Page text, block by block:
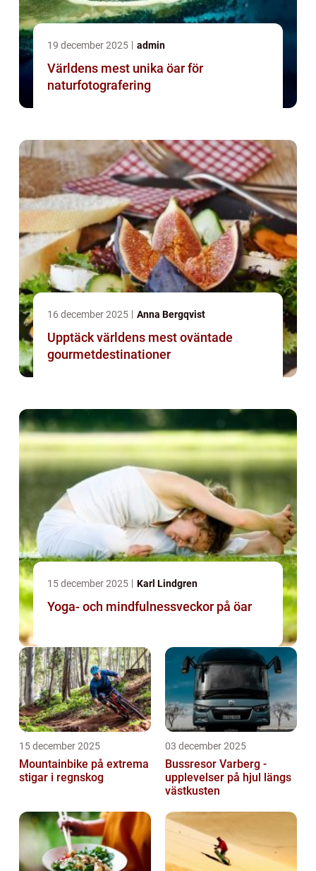
19 december 2025 admin
Världens mest unika öar för
naturfotografering
16 december 2025 Anna Bergqvist
Upptäck världens mest oväntade
gourmetdestinationer
15 december 2025 Karl Lindgren
Yoga- och mindfulnessveckor på öar
15 december 2025
Mountainbike på extrema
stigar i regnskog
03 december 2025
Bussresor Varberg -
upplevelser på hjul längs
västkusten